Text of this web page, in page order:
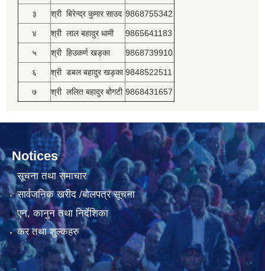
३ श्री बिरेन्द्र कुमार साउद 9868755342
४ श्री लाल बहादुर धामी 9865641183
५ श्री हिउकर्ण खड्का 9868739910
६ श्री डबल बहादुर खड्का 9848522511
७ श्री ललित बहादुर बोगटी 9868431657
Notices
सूचना तथा समाचार
सार्वजनिक खरीद /बोलपत्र सूचना
एन, कानुन तथा निर्देशिका
कर तथा शुल्कहरु